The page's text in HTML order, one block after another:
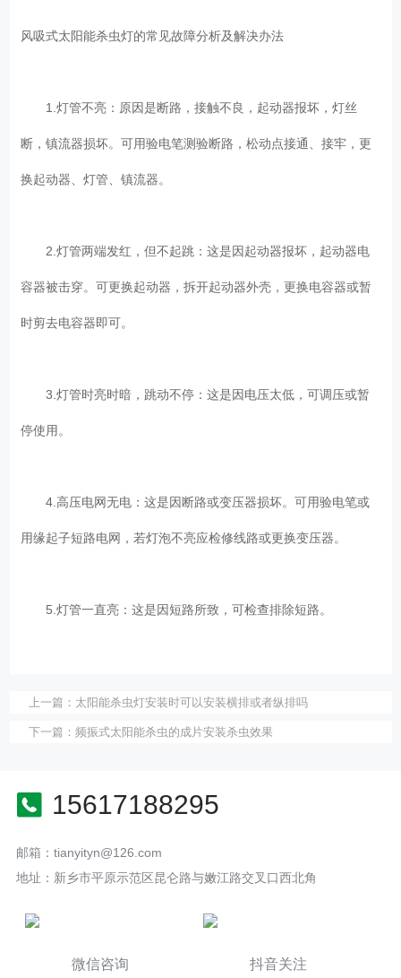
风吸式太阳能杀虫灯的常见故障分析及解决办法
1.灯管不亮：原因是断路，接触不良，起动器报坏，灯丝
断，镇流器损坏。可用验电笔测验断路，松动点接通、接牢，更
换起动器、灯管、镇流器。
2.灯管两端发红，但不起跳：这是因起动器报坏，起动器电
容器被击穿。可更换起动器，拆开起动器外壳，更换电容器或暂
时剪去电容器即可。
3.灯管时亮时暗，跳动不停：这是因电压太低，可调压或暂
停使用。
4.高压电网无电：这是因断路或变压器损坏。可用验电笔或
用缘起子短路电网，若灯泡不亮应检修线路或更换变压器。
5.灯管一直亮：这是因短路所致，可检查排除短路。
上一篇： 太阳能杀虫灯安装时可以安装横排或者纵排吗
下一篇： 频振式太阳能杀虫的成片安装杀虫效果
15617188295
邮箱：tianyityn@126.com
地址：新乡市平原示范区昆仑路与嫩江路交叉口西北角
微信咨询 抖音关注